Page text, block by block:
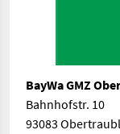
BayWa GMZ
Bahnhofstr. 10
93083